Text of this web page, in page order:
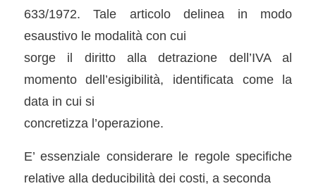
633/1972. Tale articolo delinea in modo
esaustivo le modalità con cui
sorge il diritto alla detrazione dell’IVA al
momento dell’esigibilità, identificata come la
data in cui si
concretizza l’operazione.
E’ essenziale considerare le regole specifiche
relative alla deducibilità dei costi, a seconda